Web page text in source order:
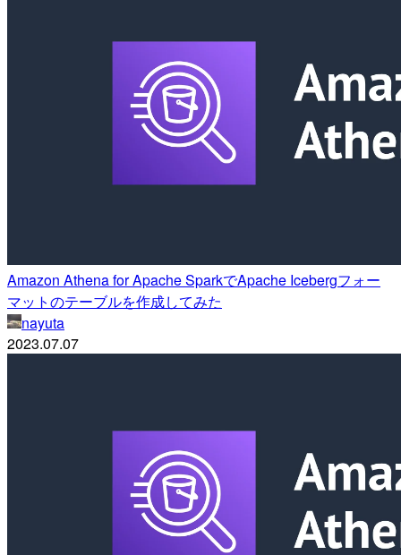
Amazon Athena for Apache SparkでApache Icebergフォー
マットのテーブルを作成してみた
nayuta
2023.07.07